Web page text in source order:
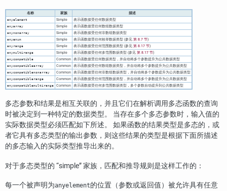
名称 家族 描述
anyelement Simple 表示函数接受任何数据类型
anyarray Simple 表示函数接受任何数组数据类型
anynonarray Simple 表示函数接受任何非数组数据类型
anyenum Simple 表示函数接受任何枚举数据类型 (参见 第 8.7 节)
anyrange Simple 表示函数接受任何范围数据类型 (参见 第 8.17 节)
anymultirange Simple 表示函数接受任何多范围数据类型 (参见 第 8.17 节)
anycompatible Common 表示函数接受任何数据类型，并自动将多个参数提升为公共数据类型
anycompatiblearray Common 表示函数接受任何数组数据类型，并自动将多个参数提升为公共数据类型
anycompatiblenonarray Common 表示函数接受任何非数组数据类型，并自动将多个参数提升为公共数据类型
anycompatiblerange Common 表示函数接受任何范围数据类型，并自动将多个参数提升为公共数据类型
anycompatiblemultirange Common 表示函数接受任何多范围数据类型，多个参数自动提升到公共数据类型
多态参数和结果是相互关联的，并且它们在解析调用多态函数的查询
时被决定到一种特定的数据类型。 当存在多个多态参数时，输入值的
实际数据类型必须匹配如下所述。 如果函数的结果类型是多态的，或
者它具有多态类型的输出参数，则这些结果的类型是根据下面所描述
的多态输入的实际类型推导出来的。
对于多态类型的 “simple”家族，匹配和推导规则是这样工作的：
每一个被声明为anyelement的位置（参数或返回值）被允许具有任意